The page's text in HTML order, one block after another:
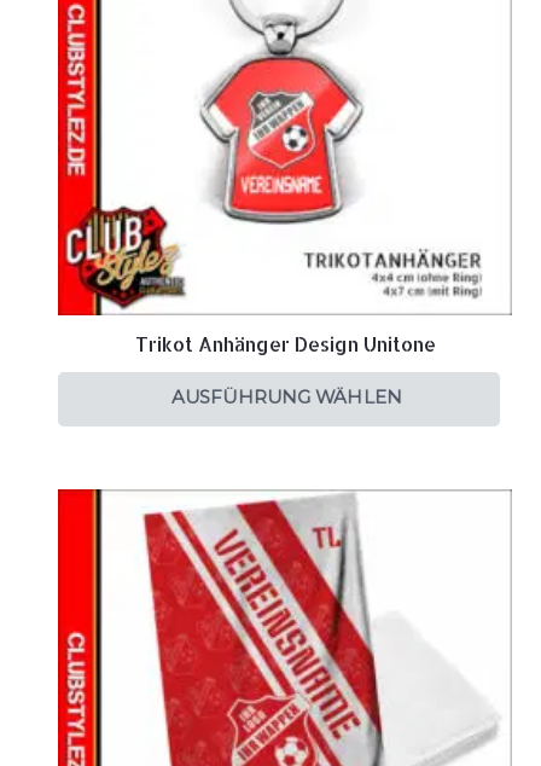
Trikot Anhänger Design Unitone
AUSFÜHRUNG WÄHLEN